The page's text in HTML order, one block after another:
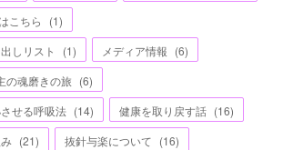
こちら
(1)
しリスト
(1) メディア情報 (6)
の魂磨きの旅 (6)
せる呼吸法 (14) 健康を取り戻す話 (16)
(21) 抜針与楽について (16)